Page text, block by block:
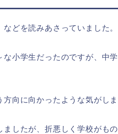
どを読みあさっていました。
小学生だったのですが、中
向に向かったような気がしま
したが、折悪しく学校がも